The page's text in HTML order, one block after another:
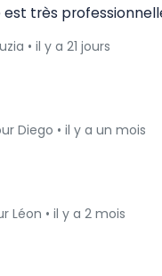
est très
• il y a 21 jours
Diego • il y a un mois
Léon • il y a 2 mois